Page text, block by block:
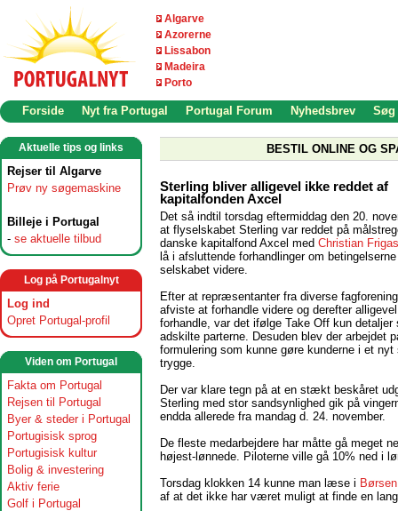
Algarve
Azorerne
Lissabon
Madeira
Porto
Forside Nyt fra Portugal Portugal Forum Nyhedsbrev Søg
Aktuelle tips og links
Rejser til Algarve
Prøv ny søgemaskine
Billeje i Portugal
- se aktuelle tilbud
Log på Portugalnyt
Log ind
Opret Portugal-profil
Viden om Portugal
Fakta om Portugal
Rejsen til Portugal
Byer & steder i Portugal
Portugisisk sprog
Portugisisk kultur
Bolig & investering
Aktiv ferie
Golf i Portugal
BESTIL ONLINE OG
Sterling bliver alligevel ikke reddet af
kapitalfonden Axcel
Det så indtil torsdag eftermiddag den 20.
at flyselskabet Sterling var reddet på
danske kapitalfond Axcel med Christian
lå i afsluttende forhandlinger om
selskabet videre.
Efter at repræsentanter fra diverse
afviste at forhandle videre og derefter
forhandle, var det ifølge Take Off kun detaljer
adskilte parterne. Desuden blev der arbejdet
formulering som kunne gøre kunderne i et nyt
trygge.
Der var klare tegn på at en stækt beskåret
Sterling med stor sandsynlighed gik på
endda allerede fra mandag d. 24. november.
De fleste medarbejdere har måtte gå meget
højest-lønnede. Piloterne ville gå 10% ned i
Torsdag klokken 14 kunne man læse i Børsen
af at det ikke har været muligt at finde en